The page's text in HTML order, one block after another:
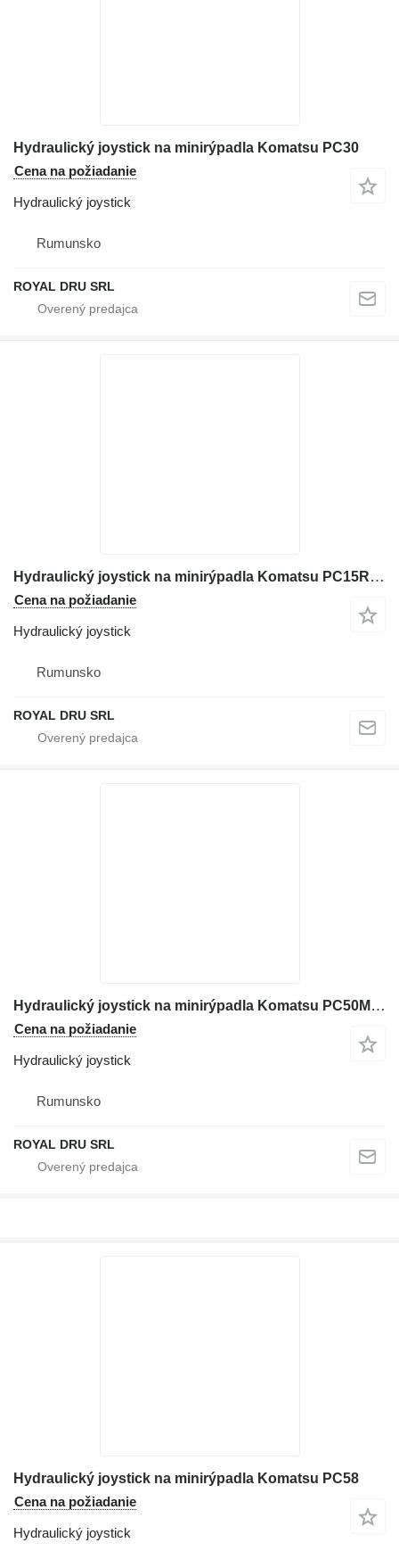
Hydraulický joystick na minirýpadla Komatsu PC30
Cena na požiadanie
Hydraulický joystick
Rumunsko
ROYAL DRU SRL
Hydraulický joystick na minirýpadla Komatsu PC15R-8/12
Cena na požiadanie
Hydraulický joystick
Rumunsko
ROYAL DRU SRL
Hydraulický joystick na minirýpadla Komatsu PC50MR-2
Cena na požiadanie
Hydraulický joystick
Rumunsko
ROYAL DRU SRL
Hydraulický joystick na minirýpadla Komatsu PC58
Cena na požiadanie
Hydraulický joystick